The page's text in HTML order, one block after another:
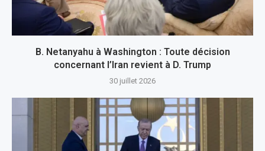
B. Netanyahu à Washington : Toute décision
concernant l’Iran revient à D. Trump
30 juillet 2026